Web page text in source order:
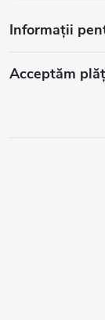
Informații
Acceptăm